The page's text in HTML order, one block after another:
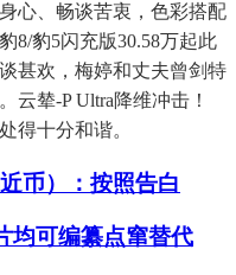
心、畅谈苦衷，色彩搭配
8/豹5闪充版30.58万起此
甚欢，梅婷和丈夫曾剑特
云辇-P Ultra降维冲击！
得十分和谐。
币）：按照告白
均可编纂点窜替代